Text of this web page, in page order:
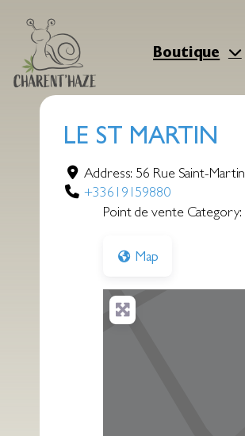
contenu
Boutique
LE ST MARTIN
Address: 56 Rue Saint-Martin
+33619159880
Point de vente Category:
Map